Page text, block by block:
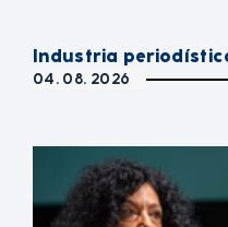
Industria
04. 08. 2026